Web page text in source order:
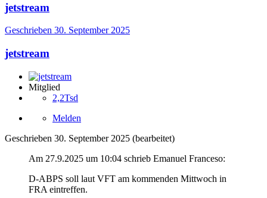
jetstream
Geschrieben 30. September 2025
jetstream
Mitglied
2,2Tsd
Melden
Geschrieben 30. September 2025 (bearbeitet)
Am 27.9.2025 um 10:04 schrieb Emanuel Franceso:
D-ABPS soll laut VFT am kommenden Mittwoch in
FRA eintreffen.